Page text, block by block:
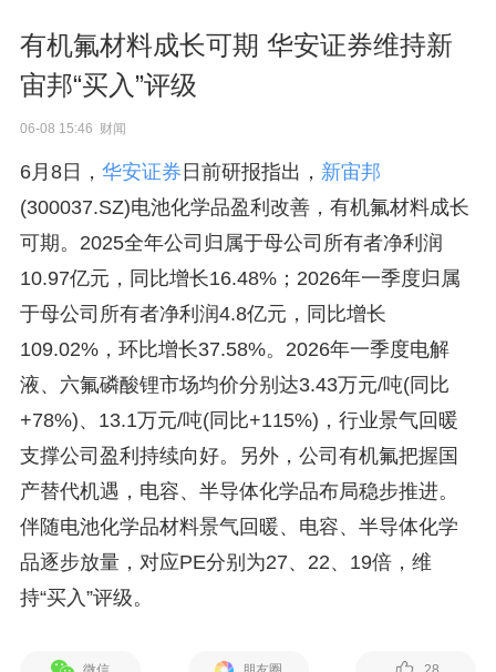
有机氟材料成长可期 华安证券维持新
宙邦“买入”评级
06-08 15:46 财闻
6月8日， 华安证券 日前研报指出， 新宙邦
(300037.SZ)电池化学品盈利改善，有机氟材料成长
可期。2025全年公司归属于母公司所有者净利润
10.97亿元，同比增长16.48%；2026年一季度归属
于母公司所有者净利润4.8亿元，同比增长
109.02%，环比增长37.58%。2026年一季度电解
液、六氟磷酸锂市场均价分别达3.43万元/吨(同比
+78%)、13.1万元/吨(同比+115%)，行业景气回暖
支撑公司盈利持续向好。另外，公司有机氟把握国
产替代机遇，电容、半导体化学品布局稳步推进。
伴随电池化学品材料景气回暖、电容、半导体化学
品逐步放量，对应PE分别为27、22、19倍，维
持“买入”评级。